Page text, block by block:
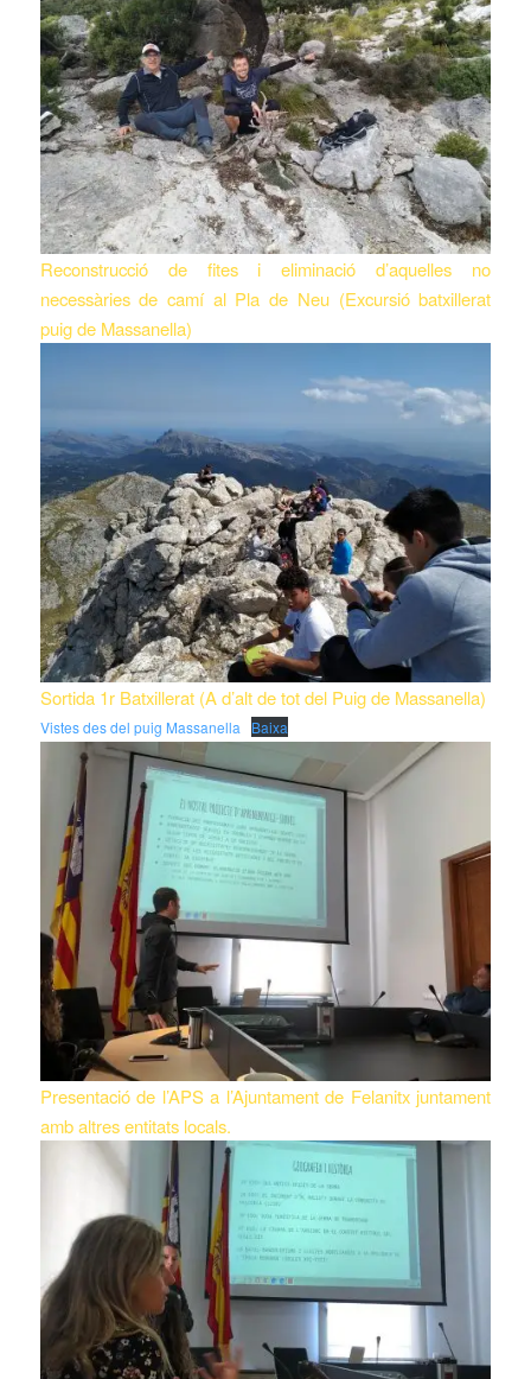
Reconstrucció de fites i eliminació d’aquelles no
necessàries de camí al Pla de Neu (Excursió batxillerat
puig de Massanella)
Sortida 1r Batxillerat (A d’alt de tot del Puig de Massanella)
Vistes des del puig Massanella Baixa
Presentació de l’APS a l’Ajuntament de Felanitx juntament
amb altres entitats locals.